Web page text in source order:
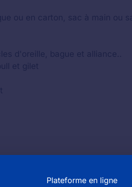
ou en carton, sac à main ou
d'oreille, bague et alliance..
et gilet
Plateforme en ligne